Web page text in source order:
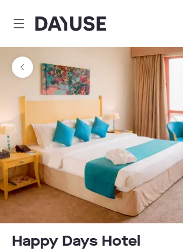
Dayuse
Happy Days Hotel